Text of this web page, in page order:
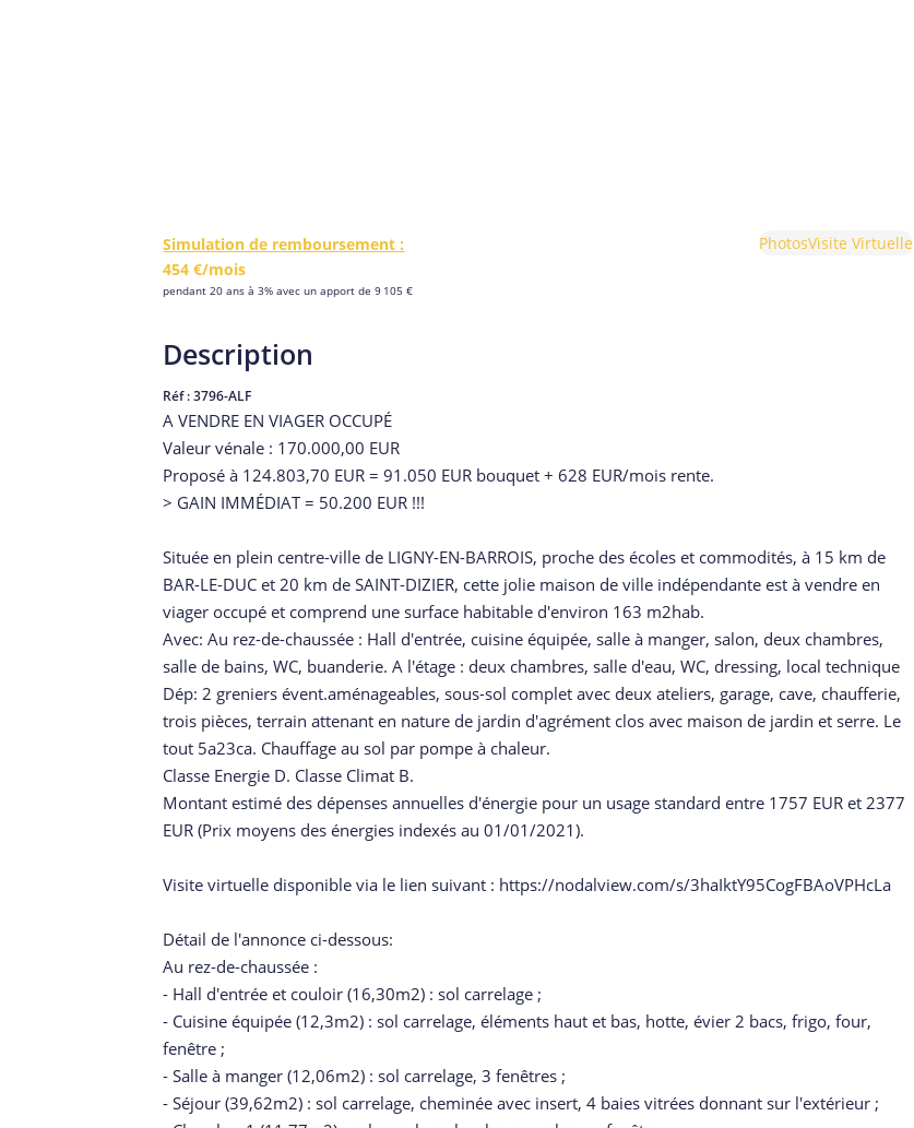
Simulation de remboursement :
454 €/mois
pendant 20 ans à 3% avec un apport de 9 105 €
PhotosVisite Virtuelle
Description
Réf : 3796-ALF
A VENDRE EN VIAGER OCCUPÉ
Valeur vénale : 170.000,00 EUR
Proposé à 124.803,70 EUR = 91.050 EUR bouquet + 628 EUR/mois rente.
> GAIN IMMÉDIAT = 50.200 EUR !!!
Située en plein centre-ville de LIGNY-EN-BARROIS, proche des écoles et commodités, à 15 km de
BAR-LE-DUC et 20 km de SAINT-DIZIER, cette jolie maison de ville indépendante est à vendre en
viager occupé et comprend une surface habitable d'environ 163 m2hab.
Avec: Au rez-de-chaussée : Hall d'entrée, cuisine équipée, salle à manger, salon, deux chambres,
salle de bains, WC, buanderie. A l'étage : deux chambres, salle d'eau, WC, dressing, local technique
Dép: 2 greniers évent.aménageables, sous-sol complet avec deux ateliers, garage, cave, chaufferie,
trois pièces, terrain attenant en nature de jardin d'agrément clos avec maison de jardin et serre. Le
tout 5a23ca. Chauffage au sol par pompe à chaleur.
Classe Energie D. Classe Climat B.
Montant estimé des dépenses annuelles d'énergie pour un usage standard entre 1757 EUR et 2377
EUR (Prix moyens des énergies indexés au 01/01/2021).
Visite virtuelle disponible via le lien suivant : https://nodalview.com/s/3haIktY95CogFBAoVPHcLa
Détail de l'annonce ci-dessous:
Au rez-de-chaussée :
- Hall d'entrée et couloir (16,30m2) : sol carrelage ;
- Cuisine équipée (12,3m2) : sol carrelage, éléments haut et bas, hotte, évier 2 bacs, frigo, four,
fenêtre ;
- Salle à manger (12,06m2) : sol carrelage, 3 fenêtres ;
- Séjour (39,62m2) : sol carrelage, cheminée avec insert, 4 baies vitrées donnant sur l'extérieur ;